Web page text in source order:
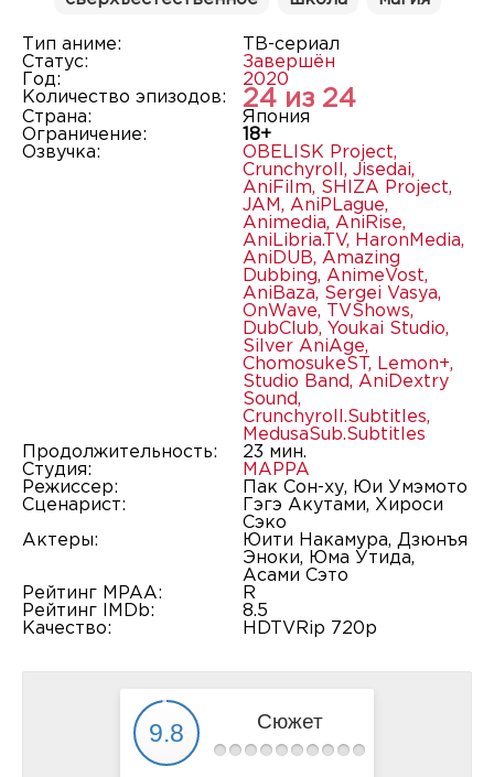
Тип аниме:
ТВ-сериал
Статус:
Завершён
Год:
2020
Количество эпизодов:
24 из 24
Страна:
Япония
Ограничение:
18+
Озвучка:
OBELISK Project,
Crunchyroll , Jisedai,
AniFilm, SHIZA Project,
JAM , AniPLague,
Animedia, AniRise,
AniLibria.TV, HaronMedia,
AniDUB, Amazing
Dubbing, AnimeVost,
AniBaza, Sergei Vasya,
OnWave, TVShows,
DubClub, Youkai Studio,
Silver AniAge,
ChomosukeST , Lemon+,
Studio Band, AniDextry
Sound,
Crunchyroll.Subtitles,
MedusaSub.Subtitles
Продолжительность:
23 мин.
Студия:
MAPPA
Режиссер:
Пак Сон-ху, Юи Умэмото
Сценарист:
Гэгэ Акутами, Хироси
Сэко
Актеры:
Юити Накамура, Дзюнъя
Эноки, Юма Утида,
Асами Сэто
Рейтинг MPAA:
R
Рейтинг IMDb:
8.5
Качество:
HDTVRip 720p
Сюжет